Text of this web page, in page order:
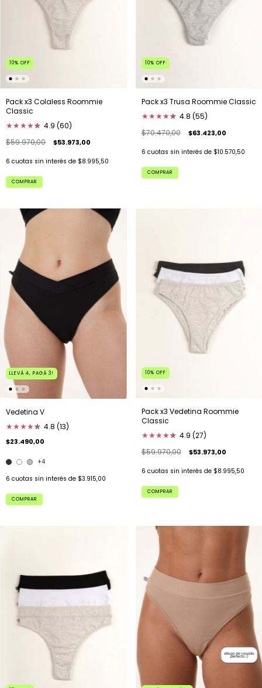
10% OFF
Pack x3 Colaless Roommie
Classic
★★★★★
★ 4.9 (60)
$59.970,00
$53.973,00
6 cuotas sin interés de $8.995,50
COMPRAR
10% OFF
Pack x3 Trusa Roommie Classic
★★★★★
★ 4.8 (55)
$70.470,00
$63.423,00
6 cuotas sin interés de $10.570,50
COMPRAR
LLEVÁ 4, PAGÁ 3!
Vedetina V
★★★★★
★ 4.8 (13)
$23.490,00
+4
6 cuotas sin interés de $3.915,00
COMPRAR
10% OFF
Pack x3 Vedetina Roommie
Classic
★★★★★
★ 4.9 (27)
$59.970,00
$53.973,00
6 cuotas sin interés de $8.995,50
COMPRAR